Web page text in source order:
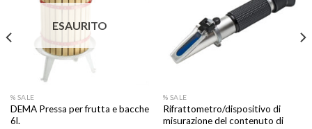
ESAURITO
% SALE
DEMA Pressa per frutta e bacche
6l.
% SALE
Rifrattometro/dispositivo di
misurazione del contenuto di